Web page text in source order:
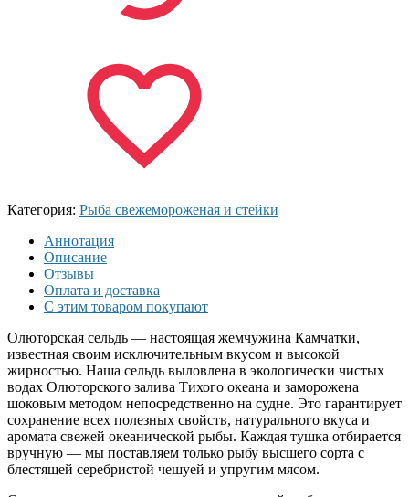
Категория: Рыба свежемороженая и стейки
Аннотация
Описание
Отзывы
Оплата и доставка
С этим товаром покупают
Олюторская сельдь — настоящая жемчужина Камчатки,
известная своим исключительным вкусом и высокой
жирностью. Наша сельдь выловлена в экологически чистых
водах Олюторского залива Тихого океана и заморожена
шоковым методом непосредственно на судне. Это гарантирует
сохранение всех полезных свойств, натурального вкуса и
аромата свежей океанической рыбы. Каждая тушка отбирается
вручную — мы поставляем только рыбу высшего сорта с
блестящей серебристой чешуей и упругим мясом.